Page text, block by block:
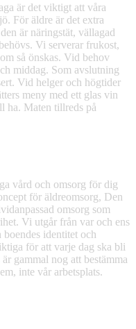
är det viktigt att våra
För äldre är det extra
är näringstät, vällagad
Vi serverar frukost,
så önskas. Vid behov
middag. Som avslutning
Vid helger och högtider
meny med ett glas vin
ha. Maten tillreds på
vård och omsorg för dig
för äldreomsorg, Den
omsorg som
Vi utgår från var och ens
identitet och
för att varje dag ska bli
gammal nog att bestämma
inte vår arbetsplats.